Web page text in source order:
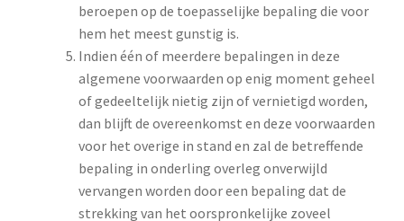
beroepen op de toepasselijke bepaling die voor
hem het meest gunstig is.
Indien één of meerdere bepalingen in deze
algemene voorwaarden op enig moment geheel
of gedeeltelijk nietig zijn of vernietigd worden,
dan blijft de overeenkomst en deze voorwaarden
voor het overige in stand en zal de betreffende
bepaling in onderling overleg onverwijld
vervangen worden door een bepaling dat de
strekking van het oorspronkelijke zoveel